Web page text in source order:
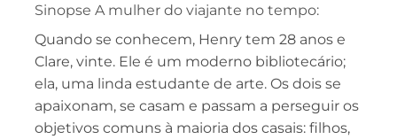
Sinopse A mulher do viajante no tempo:
Quando se conhecem, Henry tem 28 anos e
Clare, vinte. Ele é um moderno bibliotecário;
ela, uma linda estudante de arte. Os dois se
apaixonam, se casam e passam a perseguir os
objetivos comuns à maioria dos casais: filhos,